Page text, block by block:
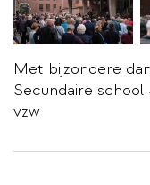
Met bijzondere
Secundaire
vzw